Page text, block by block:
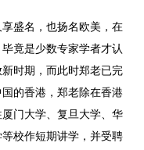
盛名，也扬名欧美，在
竟是少数专家学者才认
时期，而此时郑老已完
的香港，郑老除在香港
门大学、复旦大学、华
校作短期讲学，并受聘